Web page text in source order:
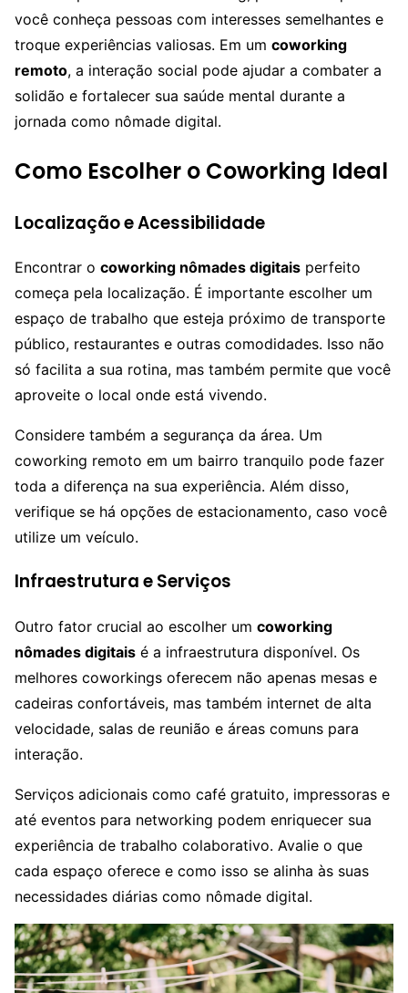
você conheça pessoas com interesses semelhantes e
troque experiências valiosas. Em um coworking
remoto, a interação social pode ajudar a combater a
solidão e fortalecer sua saúde mental durante a
jornada como nômade digital.
Como Escolher o Coworking Ideal
Localização e Acessibilidade
Encontrar o coworking nômades digitais perfeito
começa pela localização. É importante escolher um
espaço de trabalho que esteja próximo de transporte
público, restaurantes e outras comodidades. Isso não
só facilita a sua rotina, mas também permite que você
aproveite o local onde está vivendo.
Considere também a segurança da área. Um
coworking remoto em um bairro tranquilo pode fazer
toda a diferença na sua experiência. Além disso,
verifique se há opções de estacionamento, caso você
utilize um veículo.
Infraestrutura e Serviços
Outro fator crucial ao escolher um coworking
nômades digitais é a infraestrutura disponível. Os
melhores coworkings oferecem não apenas mesas e
cadeiras confortáveis, mas também internet de alta
velocidade, salas de reunião e áreas comuns para
interação.
Serviços adicionais como café gratuito, impressoras e
até eventos para networking podem enriquecer sua
experiência de trabalho colaborativo. Avalie o que
cada espaço oferece e como isso se alinha às suas
necessidades diárias como nômade digital.